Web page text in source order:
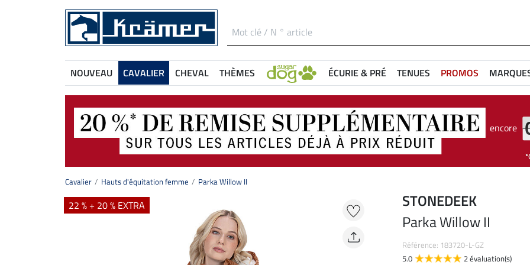
NOUVEAU CAVALIER CHEVAL THÈMES ÉCURIE & PRÉ TENUES PROMOS
encore
Cavalier Hauts d'équitation femme Parka Willow II
22 % + 20 % EXTRA
STONEDEEK
Parka Willow II
Référence: 183720-L-GZ
5.0
2 évaluation(s)